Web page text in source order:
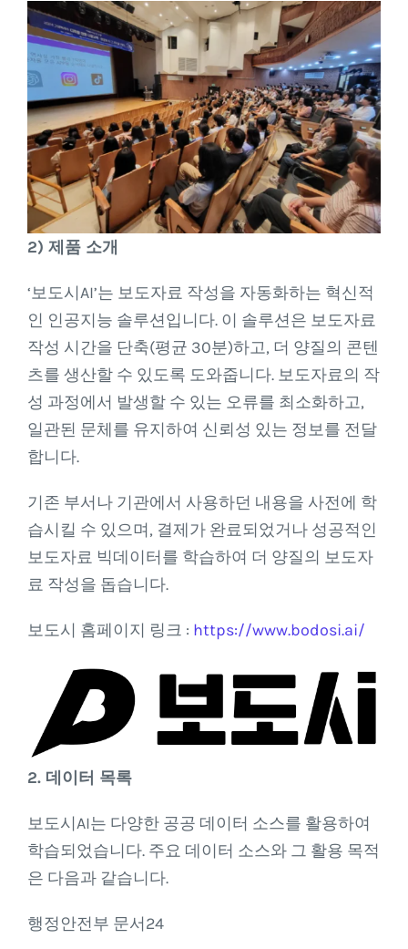
2) 제품 소개
‘보도시AI’는 보도자료 작성을 자동화하는 혁신적
인 인공지능 솔루션입니다. 이 솔루션은 보도자료
작성 시간을 단축(평균 30분)하고, 더 양질의 콘텐
츠를 생산할 수 있도록 도와줍니다. 보도자료의 작
성 과정에서 발생할 수 있는 오류를 최소화하고,
일관된 문체를 유지하여 신뢰성 있는 정보를 전달
합니다.
기존 부서나 기관에서 사용하던 내용을 사전에 학
습시킬 수 있으며, 결제가 완료되었거나 성공적인
보도자료 빅데이터를 학습하여 더 양질의 보도자
료 작성을 돕습니다.
보도시 홈페이지 링크 : https://www.bodosi.ai/
2. 데이터 목록
보도시AI는 다양한 공공 데이터 소스를 활용하여
학습되었습니다. 주요 데이터 소스와 그 활용 목적
은 다음과 같습니다.
행정안전부 문서24